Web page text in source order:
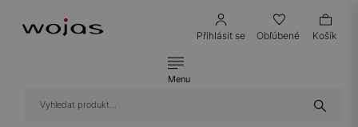
Přihlásit se Obľúbené Košík
Menu